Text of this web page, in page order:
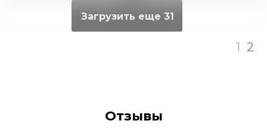
Загрузить еще 31
1 2
Отзывы